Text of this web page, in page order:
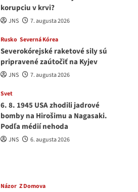
korupciu v krvi?
JNS 7. augusta 2026
Rusko Severná Kórea
Severokórejské raketové sily sú
pripravené zaútočiť na Kyjev
JNS 7. augusta 2026
Svet
6. 8. 1945 USA zhodili jadrové
bomby na Hirošimu a Nagasaki.
Podľa médií nehoda
JNS 6. augusta 2026
Názor Z Domova